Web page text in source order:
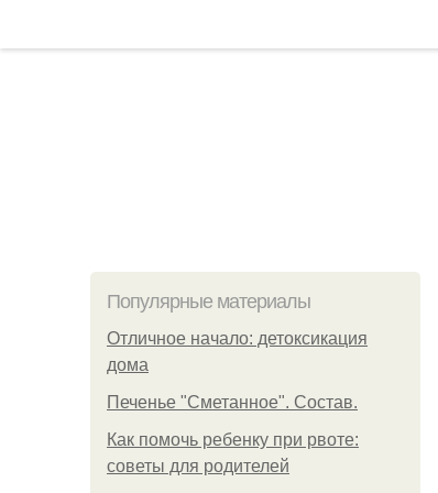
Популярные материалы
Отличное начало: детоксикация
дома
Печенье "Сметанное". Состав.
Как помочь ребенку при рвоте:
советы для родителей